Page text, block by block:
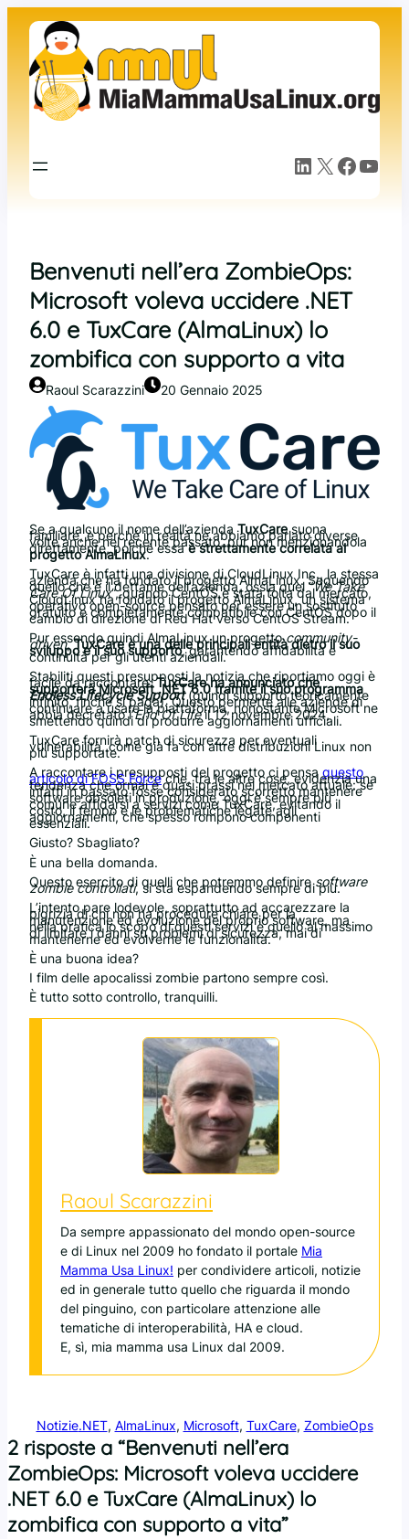
contenuto
LinkedIn X Facebook YouTube
Benvenuti nell’era ZombieOps:
Microsoft voleva uccidere .NET
6.0 e TuxCare (AlmaLinux) lo
zombifica con supporto a vita
Raoul Scarazzini 20 Gennaio 2025
Se a qualcuno il nome dell’azienda TuxCaresuona
familiare, è perché in realtà ne abbiamo parlato diverse
volte anche nel recente passato, pur non menzionandola
direttamente, poiché essaè strettamente correlata al
progetto AlmaLinux.
TuxCare è infatti una divisione di CloudLinux Inc., la stessa
azienda che ha fondato il progetto AlmaLinux. Seguendo
quello che è il dettame dell’azienda, ossia quel “We Take
Care Of Linux“, quando CentOS è stata tolta dal mercato,
CloudLinux ha fondato il progetto AlmaLinux, un sistema
operativo open-source pensato per essere un sostituto
gratuito e completamente compatibile con CentOS dopo il
cambio di direzione di Red Hat verso CentOS Stream.
Pur essendo quindi AlmaLinux un progettocommunity-
driven,TuxCare è una delle principali entità dietro il suo
sviluppo e il suo supporto, garantendo affidabilità e
continuità per gli utenti aziendali.
Stabiliti questi presupposti la notizia che riportiamo oggi è
facile da raccontare:TuxCare ha annunciato che
supporterà Microsoft .NET 6.0 tramite il suo programma
Endless Lifecycle Support(quindi supporto teoricamente
infinito, finché si paga). Questo permette alle aziende di
continuare a usare la piattaforma, nonostante Microsoft ne
abbia decretato l’End Of Lifeil 12 novembre 2024,
smettendo quindi di produrre aggiornamenti ufficiali.
TuxCare fornirà patch di sicurezza per eventuali
vulnerabilità, come già fa con altre distribuzioni Linux non
più supportate.
A raccontare i presupposti del progetto ci pensa questo
articolo di FOSS Forceche, tra le altre cose, evidenzia una
tendenza che ormai è quasi prassi nel mercato attuale: se
infatti in passato fosse considerato scorretto mantenere
software obsoleti in produzione, oggi è sempre più
comune affidarsi a servizi come TuxCare, evitando il
costo, il tempo e le problematiche legate agli
aggiornamenti, che spesso rompono componenti
essenziali.
Giusto? Sbagliato?
È una bella domanda.
Questo esercito di quelli che potremmo definiresoftware
zombie controllati, si sta espandendo sempre di più.
L’intento pare lodevole, soprattutto ad accarezzare la
pigrizia di chi non ha procedure chiare per la
manutenzione ed evoluzione del proprio software, ma
nella pratica lo scopo di questi servizi è quello al massimo
di limitare i danni su problemi di sicurezza, mai di
mantenerne ed evolverne le funzionalità.
È una buona idea?
I film delle apocalissi zombie partono sempre così.
È tutto sotto controllo, tranquilli.
Raoul Scarazzini
Da sempre appassionato del mondo open-source
e di Linux nel 2009 ho fondato il portale Mia
Mamma Usa Linux! per condividere articoli, notizie
ed in generale tutto quello che riguarda il mondo
del pinguino, con particolare attenzione alle
tematiche di interoperabilità, HA e cloud.
E, sì, mia mamma usa Linux dal 2009.
Notizie.NET, AlmaLinux, Microsoft, TuxCare, ZombieOps
2 risposte a “Benvenuti nell’era
ZombieOps: Microsoft voleva uccidere
.NET 6.0 e TuxCare (AlmaLinux) lo
zombifica con supporto a vita”